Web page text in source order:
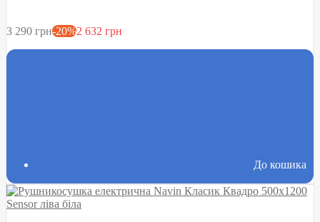
3 290 грн-20%2 632 грн
До кошика